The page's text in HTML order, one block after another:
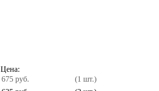
Цена:
675 руб.
(1 шт.)